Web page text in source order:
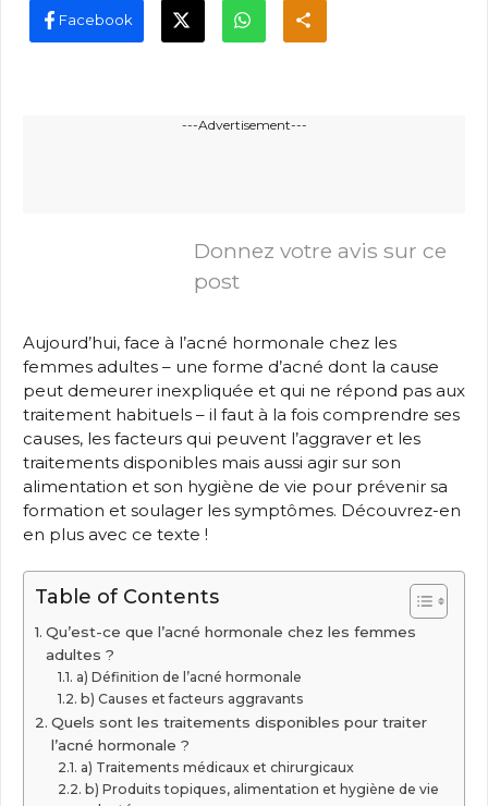
Facebook
---Advertisement---
Donnez votre avis sur ce
post
Aujourd’hui, face à l’acné hormonale chez les
femmes adultes – une forme d’acné dont la cause
peut demeurer inexpliquée et qui ne répond pas aux
traitement habituels – il faut à la fois comprendre ses
causes, les facteurs qui peuvent l’aggraver et les
traitements disponibles mais aussi agir sur son
alimentation et son hygiène de vie pour prévenir sa
formation et soulager les symptômes. Découvrez-en
en plus avec ce texte !
Table of Contents
Qu’est-ce que l’acné hormonale chez les femmes
adultes ?
a) Définition de l’acné hormonale
b) Causes et facteurs aggravants
Quels sont les traitements disponibles pour traiter
l’acné hormonale ?
a) Traitements médicaux et chirurgicaux
b) Produits topiques, alimentation et hygiène de vie